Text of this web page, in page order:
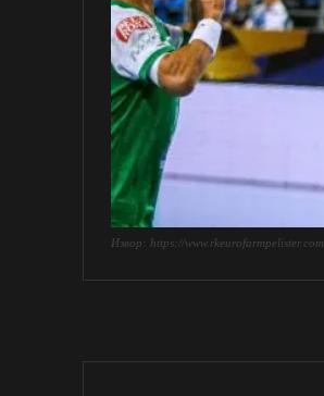
Извор: https://www.rkeurofarmpelister.com